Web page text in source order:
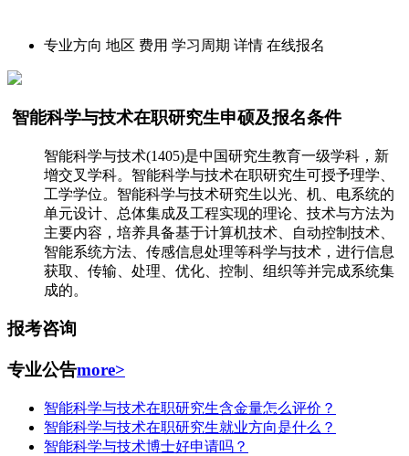
专业方向 地区 费用 学习周期 详情 在线报名
智能科学与技术在职研究生申硕及报名条件
智能科学与技术(1405)是中国研究生教育一级学科，新
增交叉学科。智能科学与技术在职研究生可授予理学、
工学学位。智能科学与技术研究生以光、机、电系统的
单元设计、总体集成及工程实现的理论、技术与方法为
主要内容，培养具备基于计算机技术、自动控制技术、
智能系统方法、传感信息处理等科学与技术，进行信息
获取、传输、处理、优化、控制、组织等并完成系统集
成的。
报考咨询
专业公告more>
智能科学与技术在职研究生含金量怎么评价？
智能科学与技术在职研究生就业方向是什么？
智能科学与技术博士好申请吗？